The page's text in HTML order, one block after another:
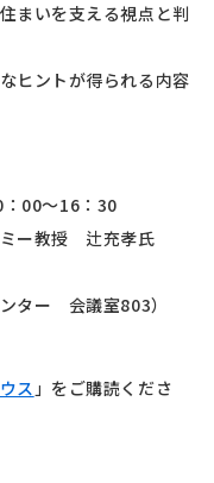
まいを支える視点と判
ヒントが得られる内容
00〜16：30
ー教授 辻充孝氏
会議室803）
ス」をご購読くださ